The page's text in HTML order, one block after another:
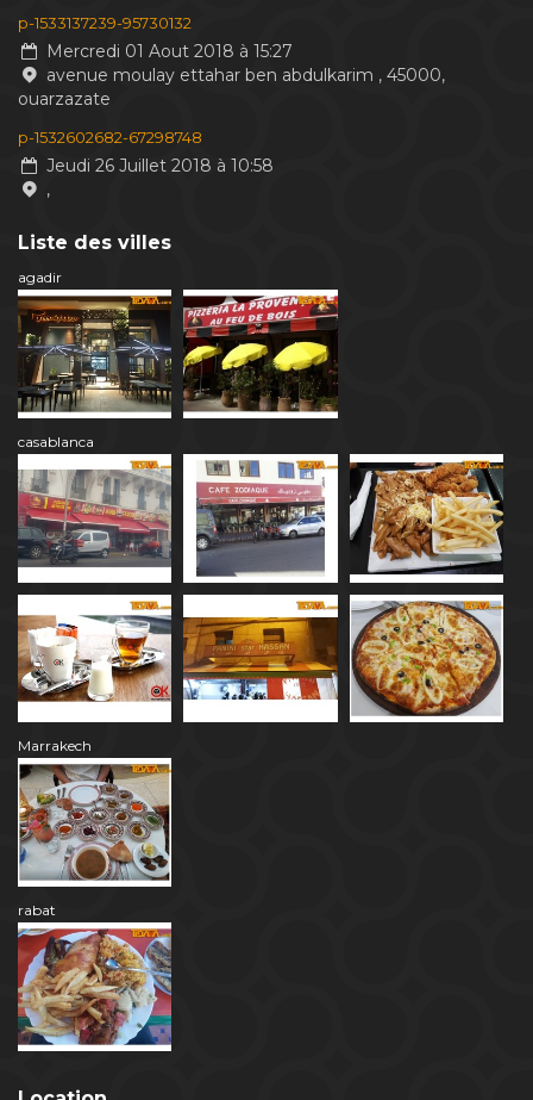
p-1533137239-95730132
Mercredi 01 Aout 2018 à 15:27
avenue moulay ettahar ben abdulkarim , 45000,
ouarzazate
p-1532602682-67298748
Jeudi 26 Juillet 2018 à 10:58
,
Liste des villes
agadir
casablanca
Marrakech
rabat